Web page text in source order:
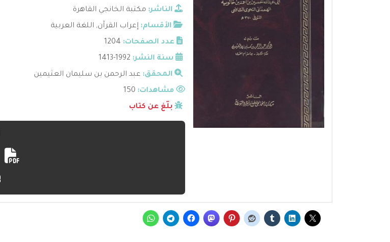
الناشر: مكتبة الخانجي القاهرة
الأقسام: إعراب القرآن, اللغة العربية
عدد الصفحات: 1204
سنة النشر: 1992-1413
المحقق: عبد الرحمن بن سليمان العثيمين
مشاهدات:
بلّغ عن كتاب